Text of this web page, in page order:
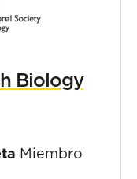
Biology
Miembro